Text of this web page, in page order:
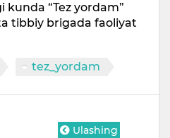
kunda “Tez yordam”
tibbiy brigada faoliyat
tez_yordam
Ulashing